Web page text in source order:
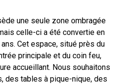
une seule zone ombragée
celle-ci a été convertie en
Cet espace, situé près du
principale et du coin feu,
accueillant. Nous souhaitons
des tables à pique-nique, des